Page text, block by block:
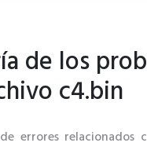
de los
c4.bin
errores